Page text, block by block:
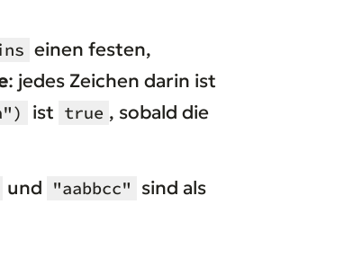
einen festen,
: jedes Zeichen darin ist
ist true , sobald die
und "aabbcc"
sind als